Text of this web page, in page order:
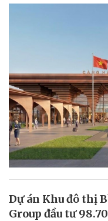
Dự án Khu đô thị
Group đầu tư